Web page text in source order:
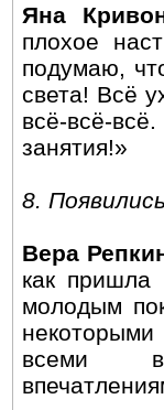
Яна
плохое
подумаю,
света! Всё
всё-всё-
занятия!»
8.
Вера
как пришла
молодым
всеми